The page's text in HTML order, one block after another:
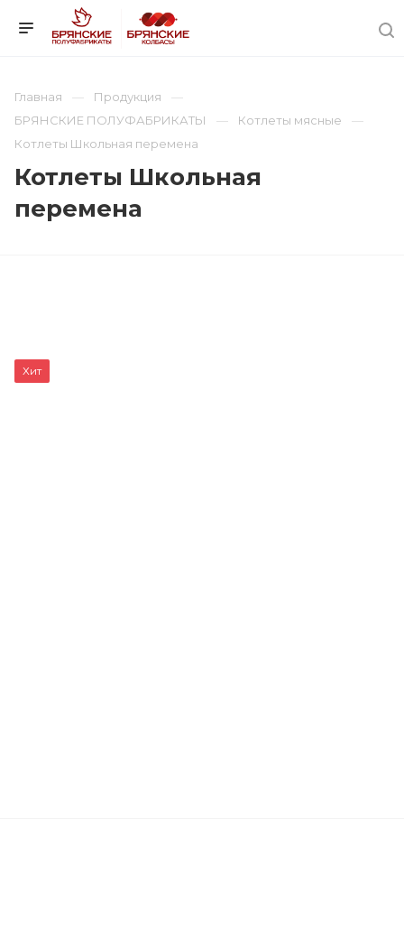
Главная
Продукция
БРЯНСКИЕ ПОЛУФАБРИКАТЫ
Котлеты мясные
Котлеты Школьная перемена
Котлеты Школьная
перемена
Хит